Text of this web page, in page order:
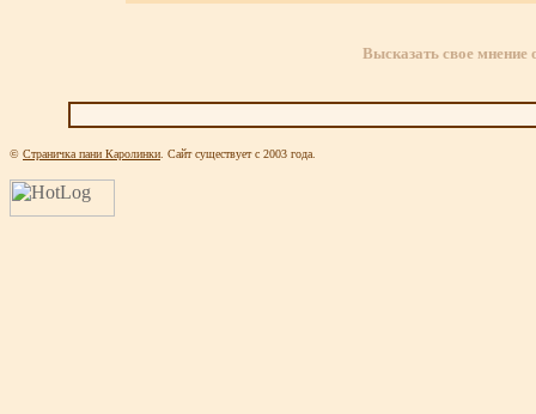
Высказать свое мнение
© Страничка пани Каролинки Сайт существует с 2003 года.